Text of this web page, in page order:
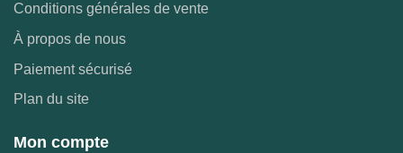
Conditions générales de vente
À propos de nous
Paiement sécurisé
Plan du site
Mon compte